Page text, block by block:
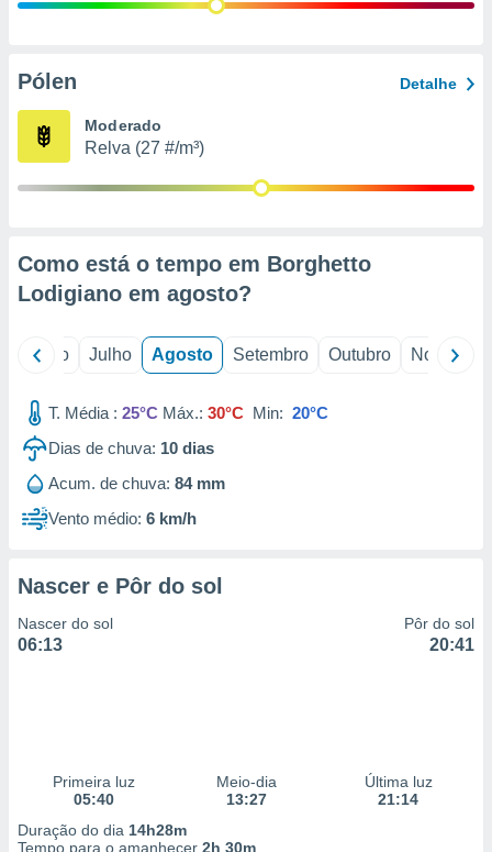
e
de
Pólen Detalhe
Moderado
Relva (27 #/m³)
Como está o tempo em Borghetto
Lodigiano em agosto?
Junho Julho Agosto Setembro Outubro Novembro
T. Média : 25°C Máx.: 30°C Min: 20°C
Dias de chuva: 10 dias
Acum. de chuva: 84 mm
Vento médio: 6 km/h
Nascer e Pôr do sol
Nascer do sol
06:13
Pôr do sol
20:41
Primeira luz
05:40
Meio-dia
13:27
Última luz
21:14
Duração do dia 14h28m
Tempo para o amanhecer 2h 30m